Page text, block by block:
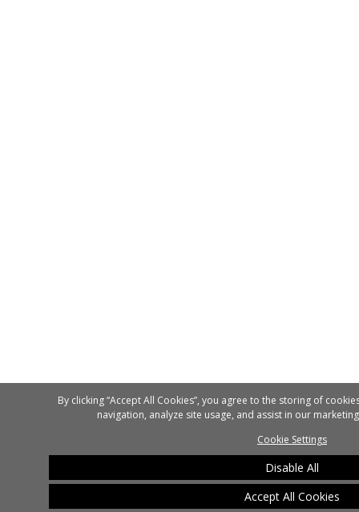
By clicking “Accept All Cookies”, you agree to the storing of
navigation, analyze site usage, and assist in our
Cookie Settings
Disable All
Accept All Cookies